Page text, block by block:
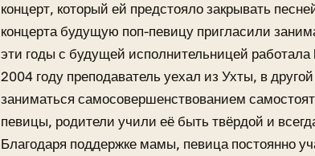
концерт, который ей предстояло закрывать
концерта будущую поп-певицу пригласили
эти годы с будущей исполнительницей работала
2004 году преподаватель уехал из Ухты, в
заниматься самосовершенствованием
певицы, родители учили её быть твёрдой и
Благодаря поддержке мамы, певица постоянно